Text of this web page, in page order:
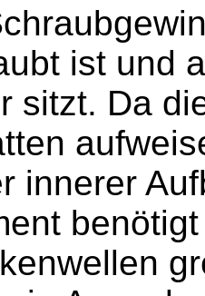
ist und
sitzt. Da
innerer